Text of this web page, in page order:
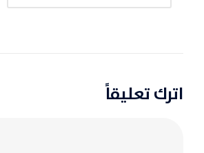
اترك تعليقاً